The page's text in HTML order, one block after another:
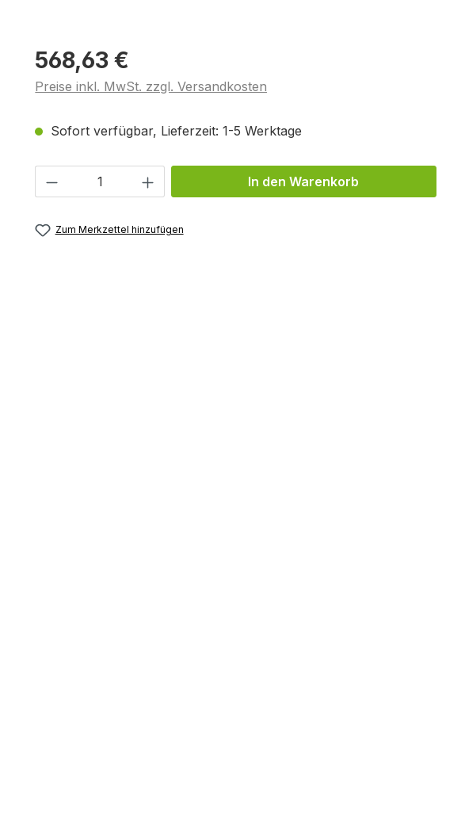
568,63 €
Preise inkl. MwSt. zzgl. Versandkosten
Sofort verfügbar, Lieferzeit: 1-5 Werktage
Produkt Anzahl: Gib den gewünschten Wert
In den Warenkorb
Zum Merkzettel hinzufügen